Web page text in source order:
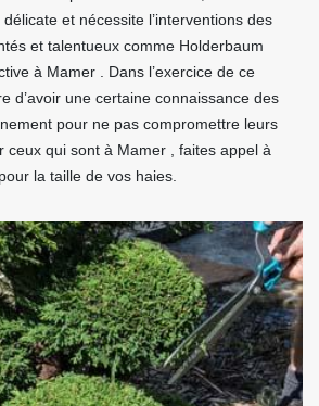
et nécessite l’interventions des
et talentueux comme Holderbaum
à Mamer . Dans l’exercice de ce
d’avoir une certaine connaissance des
pour ne pas compromettre leurs
ceux qui sont à Mamer , faites appel à
la taille de vos haies.